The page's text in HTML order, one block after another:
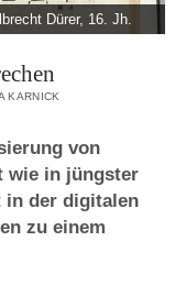
Dürer, 16. Jh.
KARNICK
von
wie in jüngster
in der digitalen
zu einem